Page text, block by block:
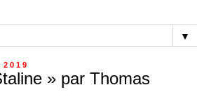
▼
» par Thomas